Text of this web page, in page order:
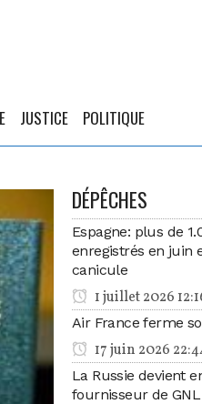
JUSTICE POLITIQUE
DÉPÊCHES
Espagne: plus de
enregistrés en juin
canicule
1 juillet 2026
Air France ferme
17 juin 2026
La Russie devient
fournisseur de